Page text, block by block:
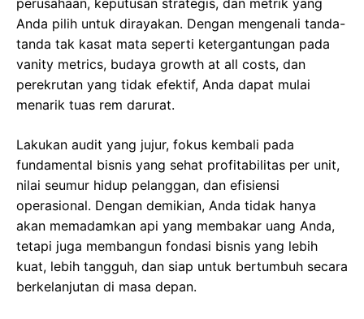
Anda pilih untuk dirayakan. Dengan mengenali tanda-
tanda tak kasat mata seperti ketergantungan pada
vanity metrics, budaya growth at all costs, dan
perekrutan yang tidak efektif, Anda dapat mulai
menarik tuas rem darurat.
Lakukan audit yang jujur, fokus kembali pada
fundamental bisnis yang sehat profitabilitas per unit,
nilai seumur hidup pelanggan, dan efisiensi
operasional. Dengan demikian, Anda tidak hanya
akan memadamkan api yang membakar uang Anda,
tetapi juga membangun fondasi bisnis yang lebih
kuat, lebih tangguh, dan siap untuk bertumbuh secara
berkelanjutan di masa depan.